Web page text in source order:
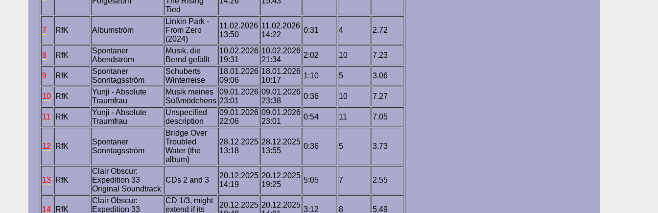
Tied
7 RfK Albumström
Linkin Park -
From Zero
(2024)
11.02.2026
13:50
11.02.2026
14:22
0:31 4 2.72
8 RfK
Spontaner
Abendström
Musik, die
Bernd gefällt
10.02.2026
19:31
10.02.2026
21:34
2:02 10 7.23
9 RfK
Spontaner
Sonntagsström
Schuberts
Winterreise
18.01.2026
09:06
18.01.2026
10:17
1:10 5 3.06
10 RfK
Yunji - Absolute
Traumfrau
Musik meines
Süßmödchens
09.01.2026
23:01
09.01.2026
23:38
0:36 10 7.27
11 RfK
Yunji - Absolute
Traumfrau
Unspecified
description
09.01.2026
22:06
09.01.2026
23:01
0:54 11 7.05
12 RfK
Spontaner
Sonntagsström
Bridge Over
Troubled
Water (the
album)
28.12.2025
13:18
28.12.2025
13:55
0:36 5 3.73
13 RfK
Clair Obscur:
Expedition 33
Original Soundtrack
CDs 2 and 3
20.12.2025
14:19
20.12.2025
19:25
5:05 7 2.55
14 RfK
Clair Obscur:
Expedition 33
CD 1/3, might
extend if its
20.12.2025 20.12.2025
3:12 8 5.49